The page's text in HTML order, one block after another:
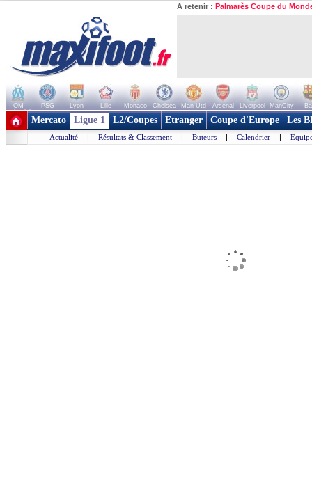
A retenir : Palmarès Coupe du
OM PSG Lyon Lille Monaco Chelsea Man Utd Arsenal Liverpool ManCity
+ de clubs
Mercato Ligue 1 L2/Coupes Etranger Coupe d'Europe Les
Actualité | Résultats & Classement | Buteurs | Calendrier |